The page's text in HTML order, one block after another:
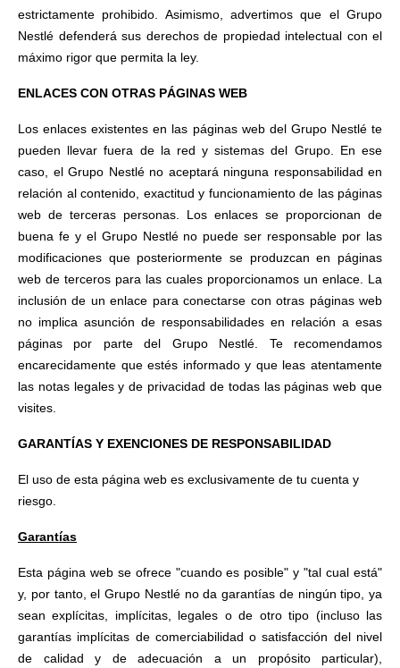
estrictamente prohibido. Asimismo, advertimos que el Grupo
Nestlé defenderá sus derechos de propiedad intelectual con el
máximo rigor que permita la ley.
ENLACES CON OTRAS PÁGINAS WEB
Los enlaces existentes en las páginas web del Grupo Nestlé te
pueden llevar fuera de la red y sistemas del Grupo. En ese
caso, el Grupo Nestlé no aceptará ninguna responsabilidad en
relación al contenido, exactitud y funcionamiento de las páginas
web de terceras personas. Los enlaces se proporcionan de
buena fe y el Grupo Nestlé no puede ser responsable por las
modificaciones que posteriormente se produzcan en páginas
web de terceros para las cuales proporcionamos un enlace. La
inclusión de un enlace para conectarse con otras páginas web
no implica asunción de responsabilidades en relación a esas
páginas por parte del Grupo Nestlé. Te recomendamos
encarecidamente que estés informado y que leas atentamente
las notas legales y de privacidad de todas las páginas web que
visites.
GARANTÍAS Y EXENCIONES DE RESPONSABILIDAD
El uso de esta página web es exclusivamente de tu cuenta y
riesgo.
Garantías
Esta página web se ofrece "cuando es posible" y "tal cual está"
y, por tanto, el Grupo Nestlé no da garantías de ningún tipo, ya
sean explícitas, implícitas, legales o de otro tipo (incluso las
garantías implícitas de comerciabilidad o satisfacción del nivel
de calidad y de adecuación a un propósito particular),